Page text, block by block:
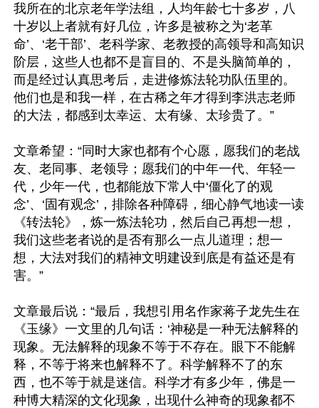
我所在的北京老年学法组，人均年龄七十多岁，八
十岁以上者就有好几位，许多是被称之为‘老革
命’、‘老干部’、老科学家、老教授的高领导和高知识
阶层，这些人也都不是盲目的、不是头脑简单的，
而是经过认真思考后，走进修炼法轮功队伍里的。
他们也是和我一样，在古稀之年才得到李洪志老师
的大法，都感到太幸运、太有缘、太珍贵了。”
文章希望：“同时大家也都有个心愿，愿我们的老战
友、老同事、老领导；愿我们的中年一代、年轻一
代，少年一代，也都能放下常人中‘僵化了的观
念’、‘固有观念’，排除各种障碍，细心静气地读一读
《转法轮》，炼一炼法轮功，然后自己再想一想，
我们这些老者说的是否有那么一点儿道理；想一
想，大法对我们的精神文明建设到底是有益还是有
害。”
文章最后说：“最后，我想引用名作家蒋子龙先生在
《玉缘》一文里的几句话：‘神秘是一种无法解释的
现象。无法解释的现象不等于不存在。眼下不能解
释，不等于将来也解释不了。科学解释不了的东
西，也不等于就是迷信。科学才有多少年，佛是一
种博大精深的文化现象，出现什么神奇的现象都不